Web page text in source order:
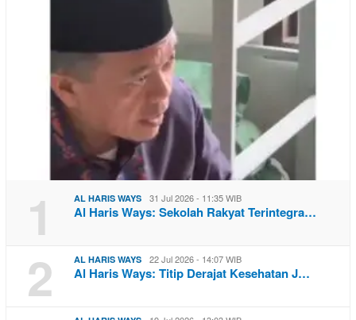
1 AL HARIS WAYS 31 Jul 2026 - 11:35 WIB
Al Haris Ways: Sekolah Rakyat Terintegra…
2 AL HARIS WAYS 22 Jul 2026 - 14:07 WIB
Al Haris Ways: Titip Derajat Kesehatan J…